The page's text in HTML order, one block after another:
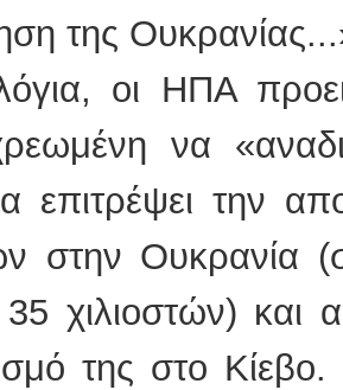
της
οι ΗΠΑ
να
επιτρέψει την
στην Ουκρανία
χιλιοστών) και
της στο